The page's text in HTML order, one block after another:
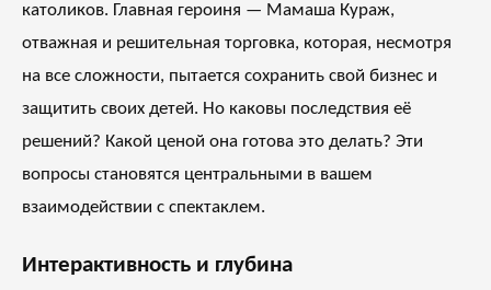
католиков. Главная героиня — Мамаша Кураж,
отважная и решительная торговка, которая, несмотря
на все сложности, пытается сохранить свой бизнес и
защитить своих детей. Но каковы последствия её
решений? Какой ценой она готова это делать? Эти
вопросы становятся центральными в вашем
взаимодействии с спектаклем.
Интерактивность и глубина